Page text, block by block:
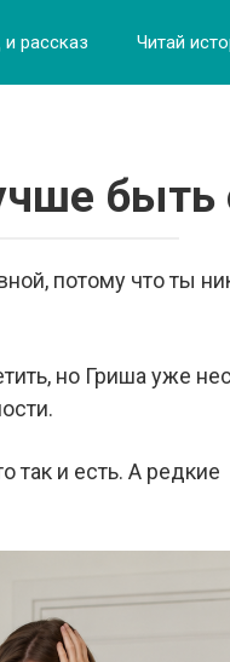
рассказ Читай
быть
потому что ты
но Гриша уже
так и есть. А редкие